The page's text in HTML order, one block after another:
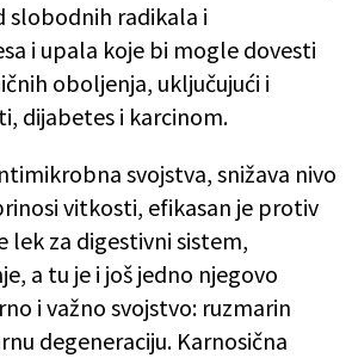
slobodnih radikala i
i upala koje bi mogle dovesti
oboljenja, uključujući i
dijabetes i karcinom.
svojstva, snižava nivo
vitkosti, efikasan je protiv
lek za digestivni sistem,
a tu je i još jedno njegovo
i važno svojstvo: ruzmarin
degeneraciju. Karnosična